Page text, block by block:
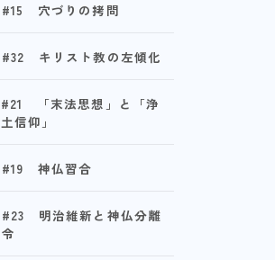
#15 穴づりの拷問
#32 キリスト教の左傾化
#21 「末法思想」と「浄
土信仰」
#19 神仏習合
#23 明治維新と神仏分離
令